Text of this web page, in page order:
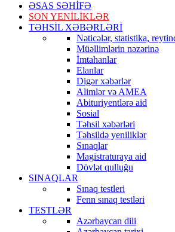
ƏSAS SƏHİFƏ
SON YENİLİKLƏR
TƏHSİL XƏBƏRLƏRİ
Nəticələr, statistika,
Müəllimlərin nəzərinə
İmtahanlar
Elanlar
Digər xəbərlər
Alimlər və AMEA
Abituriyentlərə aid
Sosial
Təhsil xəbərləri
Təhsildə yeniliklər
Sınaqlar
Magistraturaya aid
Dövlət qulluğu
SINAQLAR
Sınaq testleri
Fenn sınaq testləri
TESTLƏR
Azərbaycan dili